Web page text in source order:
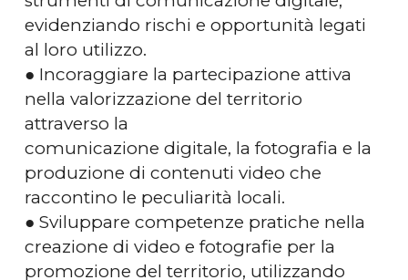
evidenziando rischi e opportunità legati
al loro utilizzo.
● Incoraggiare la partecipazione attiva
nella valorizzazione del territorio
attraverso la
comunicazione digitale, la fotografia e la
produzione di contenuti video che
raccontino le peculiarità locali.
● Sviluppare competenze pratiche nella
creazione di video e fotografie per la
promozione del territorio, utilizzando